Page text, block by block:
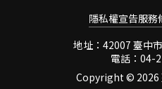
隱私權宣告服務
地址：42007 臺中
電話：04-
Copyright © 2026